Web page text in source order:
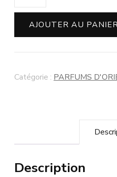
AJOUTER AU
Catégorie : PARFUMS
Description